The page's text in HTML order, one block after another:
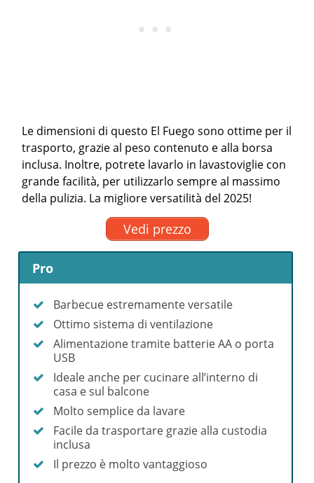
Le dimensioni di questo El Fuego sono ottime per il
trasporto, grazie al peso contenuto e alla borsa
inclusa. Inoltre, potrete lavarlo in lavastoviglie con
grande facilità, per utilizzarlo sempre al massimo
della pulizia. La migliore versatilità del 2025!
Vedi prezzo
Pro
Barbecue estremamente versatile
Ottimo sistema di ventilazione
Alimentazione tramite batterie AA o porta
USB
Ideale anche per cucinare all’interno di
casa e sul balcone
Molto semplice da lavare
Facile da trasportare grazie alla custodia
inclusa
Il prezzo è molto vantaggioso